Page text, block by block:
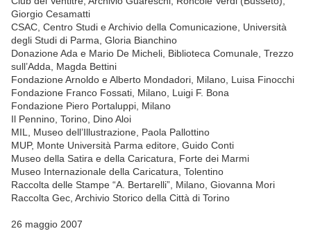
Giorgio Cesamatti
CSAC, Centro Studi e Archivio della Comunicazione, Università
degli Studi di Parma, Gloria Bianchino
Donazione Ada e Mario De Micheli, Biblioteca Comunale, Trezzo
sull’Adda, Magda Bettini
Fondazione Arnoldo e Alberto Mondadori, Milano, Luisa Finocchi
Fondazione Franco Fossati, Milano, Luigi F. Bona
Fondazione Piero Portaluppi, Milano
Il Pennino, Torino, Dino Aloi
MIL, Museo dell’Illustrazione, Paola Pallottino
MUP, Monte Università Parma editore, Guido Conti
Museo della Satira e della Caricatura, Forte dei Marmi
Museo Internazionale della Caricatura, Tolentino
Raccolta delle Stampe “A. Bertarelli”, Milano, Giovanna Mori
Raccolta Gec, Archivio Storico della Città di Torino
26 maggio 2007